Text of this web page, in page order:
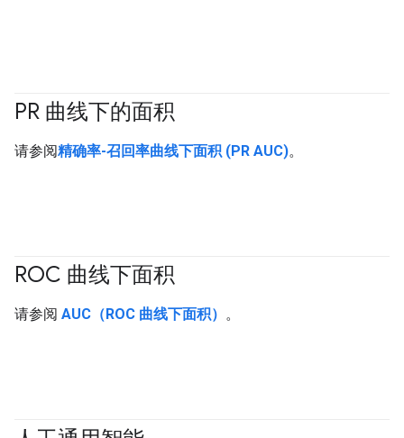
PR 曲线下的面积
请参阅精确率-召回率曲线下面积 (PR AUC)。
ROC 曲线下面积
请参阅 AUC（ROC 曲线下面积） 。